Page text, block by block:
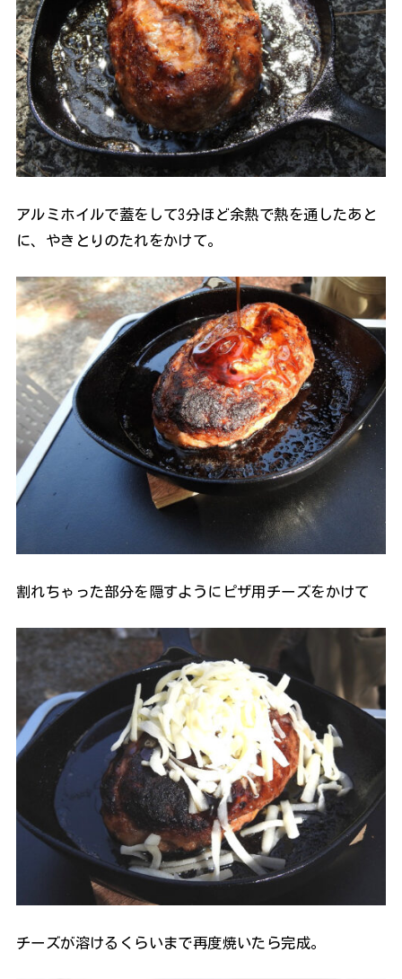
アルミホイルで蓋をして3分ほど余熱で熱を通したあと
に、やきとりのたれをかけて。
割れちゃった部分を隠すようにピザ用チーズをかけて
チーズが溶けるくらいまで再度焼いたら完成。